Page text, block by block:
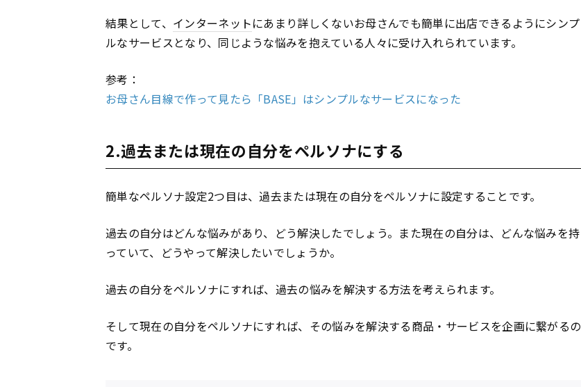
結果として、 インターネットにあまり詳しくないお母さんでも簡単に出店できるようにシンプ
ルなサービスとなり、同じような悩みを抱えている人々に受け入れられています。
参考：
お母さん目線で作って見たら「BASE」はシンプルなサービスになった
2.過去または現在の自分をペルソナにする
簡単なペルソナ設定2つ目は、過去または現在の自分をペルソナに設定することです。
過去の自分はどんな悩みがあり、どう解決したでしょう。また現在の自分は、どんな悩みを持
っていて、どうやって解決したいでしょうか。
過去の自分をペルソナにすれば、過去の悩みを解決する方法を考えられます。
そして現在の自分をペルソナにすれば、その悩みを解決する商品・サービスを企画に繋がるの
です。